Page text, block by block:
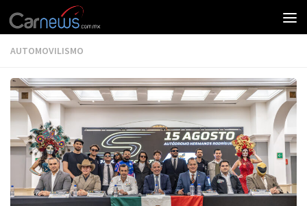
AUTOMOVILISMO